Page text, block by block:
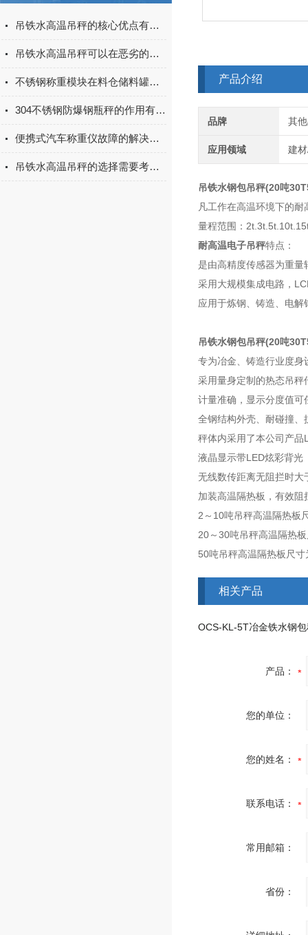
吊铁水高温吊秤的核心优点有哪些？
吊铁水高温吊秤可以在恶劣的工业环境中提供稳定的数据传输
不锈钢称重模块在料仓储料罐中的应用
304不锈钢防爆钢瓶秤的作用有哪些你知道吗？
便携式汽车称重仪故障的解决办法
吊铁水高温吊秤的选择需要考虑便携性和耐用性
产品介绍
品牌 其
应用领域 建
吊铁水钢包吊秤(20吨
凡工作在高温环境下的
量程范围：
耐高温电子吊秤特点：
是由高精度传感器为重
采用大规模集成电路，
应用于炼钢、铸造、电
吊铁水钢包吊秤(20吨
专为冶金、铸造行业度
采用量身定制的热态吊
计量准确，显示分度值可
全钢结构外壳、耐碰撞、
秤体内采用了本公司产品
液晶显示带LED炫彩背光
无线数传距离无阻拦时
加装高温隔热板，有效阻
2～10吨吊秤高温隔热板
20～30吨吊秤高温隔热
50吨吊秤高温隔热板尺
相关产品
产品：
您的单位：
您的姓名：
联系电话：
常用邮箱：
省份：